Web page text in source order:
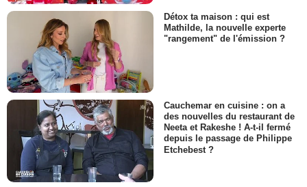
Détox ta maison : qui est
Mathilde, la nouvelle experte
"rangement" de l'émission ?
Cauchemar en cuisine : on a
des nouvelles du restaurant de
Neeta et Rakeshe ! A-t-il fermé
depuis le passage de Philippe
Etchebest ?